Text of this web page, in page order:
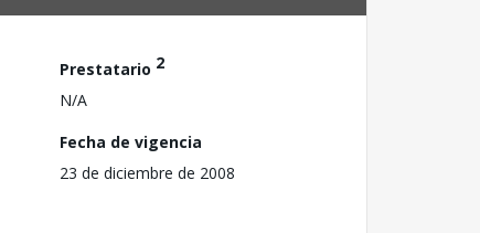
Prestatario 2
N/A
Fecha de vigencia
23 de diciembre de 2008